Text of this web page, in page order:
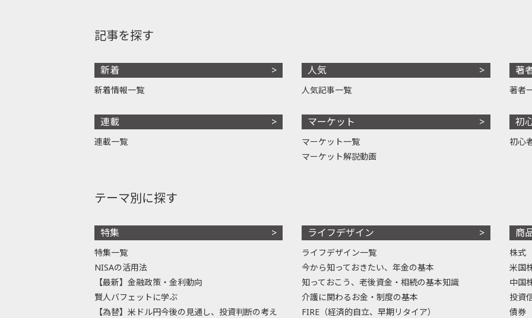
記事を探す
新着
新着情報一覧
連載
連載一覧
人気
人気記事一覧
マーケット
マーケット一覧
マーケット解説動画
著
著者
初
初心
テーマ別に探す
特集
特集一覧
NISAの活用法
【最新】金融政策・金利動向
賢人バフェットに学ぶ
【為替】米ドル円今後の見通し、投資判断の考え
ライフデザイン
ライフデザイン一覧
今から知っておきたい、年金の基本
知っておこう、老後資金・相続の基本知識
介護に関わるお金・制度の基本
FIRE（経済的自立、早期リタイア）
商
株式
米国
中国
投資
債券